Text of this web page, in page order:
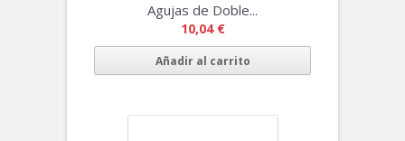
Agujas de Doble...
10,04 €
Añadir al carrito